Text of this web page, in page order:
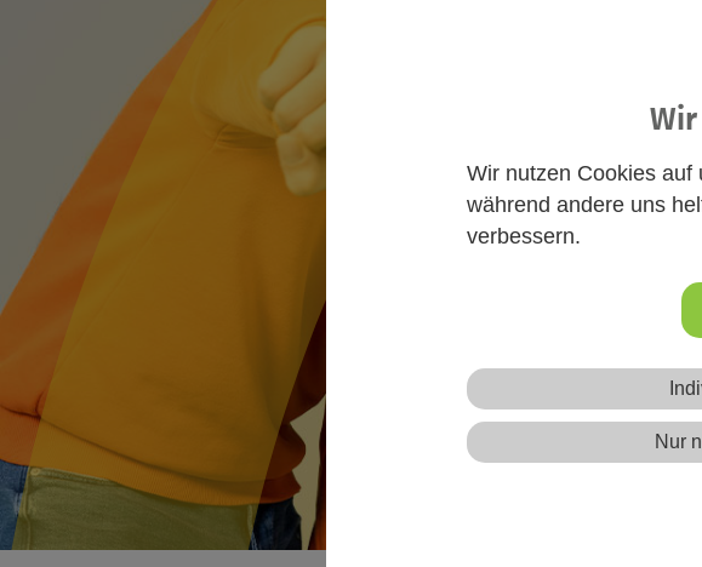
Wir nutzen Cookies auf
während andere uns
verbessern.
Nur